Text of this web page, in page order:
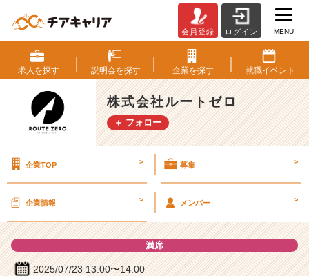
式
会
社
ル
ー
ト
説
詳
細
|
ベ
会員登録 ログイン MENU
求人を探す 説明会を探す 企業を探す 就職イベント
株式会社ルートゼロ
＋ フォロー
企業TOP > 募集 >
企業情報 > メンバー >
満席
2025/07/23 13:00〜14:00